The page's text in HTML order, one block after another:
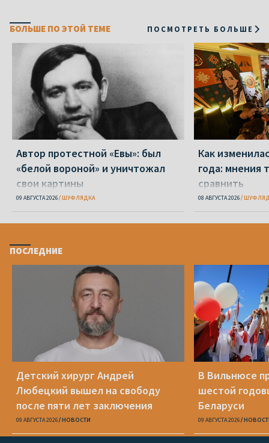
БОЛЬШЕ ПО ЭТОЙ ТЕМЕ ПОСМОТРЕТЬ БОЛЬШЕ
Автор протестной «Евы»: был
«белой вороной» и уничтожал
свои картины
09 АВГУСТА 2026 ШУФЛЯДКА
Как
года: мнения
сравнить
08 АВГУСТА 2026
ПОСЛЕДНИЕ
Детский хирург Андрей
Любецкий вышел на свободу
после пяти лет заключения
09 АВГУСТА 2026 НОВОСТИ
В Вильнюсе
шестой
Беларуси
09 АВГУСТА 2026